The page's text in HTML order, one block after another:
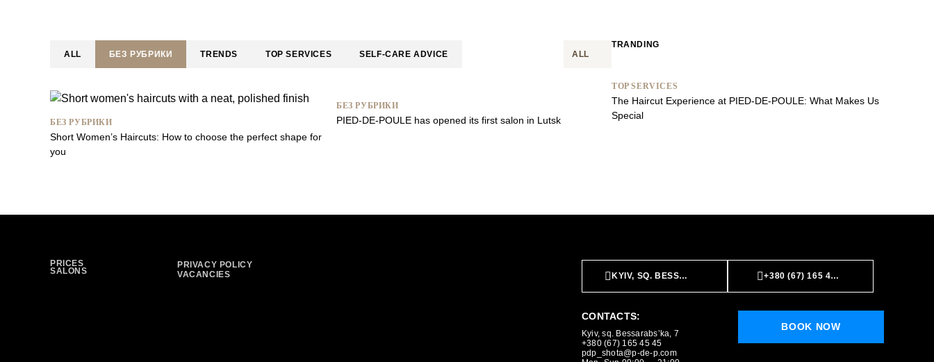
ALL БЕЗ РУБРИКИ TRENDS TOP SERVICES SELF-CARE ADVICE ALL
БЕЗ РУБРИКИ
Short Women’s Haircuts: How to choose the perfect shape for
you
БЕЗ РУБРИКИ
PIED-DE-POULE has opened its first salon in Lutsk
TRANDING
TOP SERVICES
The Haircut Experience at PIED-DE-POULE: What Makes Us
Special
KYIV, SQ. BESSARABS’KA, 7 +380 (67) 165 45 45
CONTACTS:
Kyiv, sq. Bessarabs’ka, 7
+380 (67) 165 45 45
pdp_shota@p-de-p.com
BOOK NOW
PRICES
SALONS
PRIVACY POLICY
VACANCIES